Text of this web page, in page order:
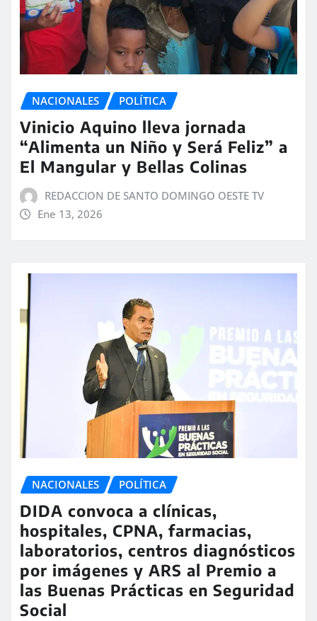
NACIONALES POLÍTICA
Vinicio Aquino lleva jornada
“Alimenta un Niño y Será Feliz” a
El Mangular y Bellas Colinas
REDACCION DE SANTO DOMINGO OESTE TV
Ene 13, 2026
NACIONALES POLÍTICA
DIDA convoca a clínicas,
hospitales, CPNA, farmacias,
laboratorios, centros diagnósticos
por imágenes y ARS al Premio a
las Buenas Prácticas en Seguridad
Social